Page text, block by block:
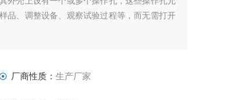
品、调整设备、观察试验过程等，而无需打开
厂商性质： 生产厂家